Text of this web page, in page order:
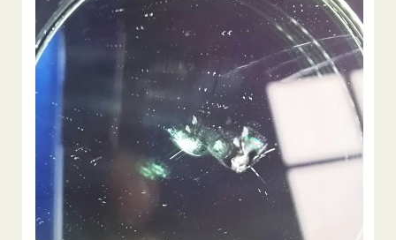
欧州車モールの白サビやシミを落とす！
instagram記事 ガラスリペア施工価格
飛び石ひび割れでヒビ先が伸びた場合は？